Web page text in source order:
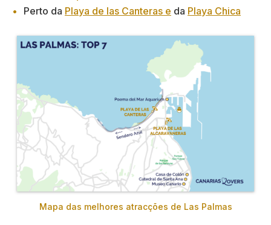
Perto da Playa de las Canteras e da Playa Chica
Mapa das melhores atracções de Las Palmas